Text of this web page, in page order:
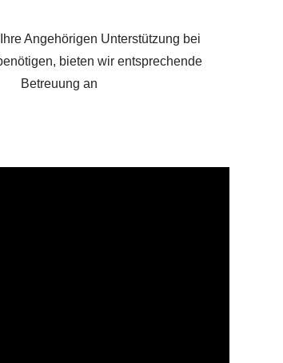
Angehörigen Unterstützung bei
bieten wir entsprechende
Betreuung an